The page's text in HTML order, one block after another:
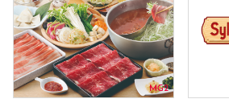
MG2